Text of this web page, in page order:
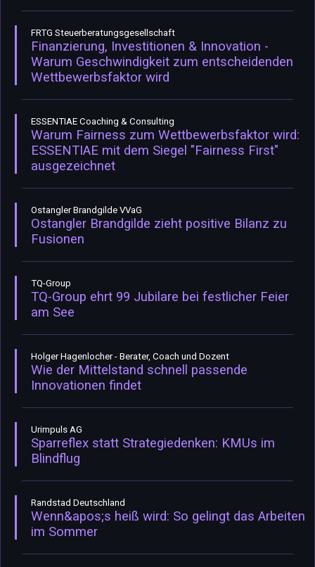
FRTG Steuerberatungsgesellschaft
Finanzierung, Investitionen & Innovation -
Warum Geschwindigkeit zum entscheidenden
Wettbewerbsfaktor wird
ESSENTIAE Coaching & Consulting
Warum Fairness zum Wettbewerbsfaktor wird:
ESSENTIAE mit dem Siegel "Fairness First"
ausgezeichnet
Ostangler Brandgilde VVaG
Ostangler Brandgilde zieht positive Bilanz zu
Fusionen
TQ-Group
TQ-Group ehrt 99 Jubilare bei festlicher Feier
am See
Holger Hagenlocher - Berater, Coach und Dozent
Wie der Mittelstand schnell passende
Innovationen findet
Urimpuls AG
Sparreflex statt Strategiedenken: KMUs im
Blindflug
Randstad Deutschland
Wenn&apos;s heiß wird: So gelingt das Arbeiten
im Sommer